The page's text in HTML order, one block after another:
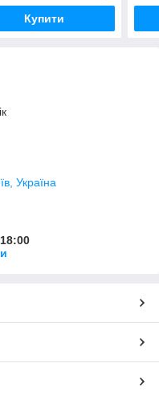
Купити
Україна